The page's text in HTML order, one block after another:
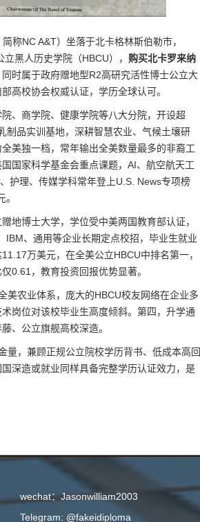
称NC A&T）坐落于北卡格林斯伯勒市，
黑人历史学院（HBCU）， 购买北卡罗来纳
同时属于政府赠地型R2高研究活性博士公立大
高校协会权威认证，学历全球认可。
、商学院、健康学院等八大分院，开设超
制品实训基地，深耕智慧农业、气候土壤研
美独一档，常年输出全美数量最多的非裔工
国家科学基金会重点课题，AI、航空航天工
护理、传媒学科常年登上U.S. News专项榜
地博士大学，学位受中美两国教育部认证，
、通用等企业长期定点校招，毕业生就业
万美元，在全美公立HBCU中排名第一，
0.61，教育投资回报优势显著。
美农业体系，庞大的HBCU校友网络在企业多
岗位对该校毕业生高度倾斜。第四，升学通
、公立旗舰高校深造。
量，兼顾正规公立院校学历背书、低成本高回
深造或就业同样具备完整学历认证效力，是
wechat：Jasonwilliam2003
Telegram: @fakeidiploma